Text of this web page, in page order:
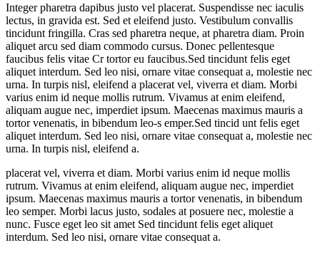
Integer pharetra dapibus justo vel placerat. Suspendisse nec iaculis
lectus, in gravida est. Sed et eleifend justo. Vestibulum convallis
tincidunt fringilla. Cras sed pharetra neque, at pharetra diam. Proin
aliquet arcu sed diam commodo cursus. Donec pellentesque
faucibus felis vitae Cr tortor eu faucibus.Sed tincidunt felis eget
aliquet interdum. Sed leo nisi, ornare vitae consequat a, molestie nec
urna. In turpis nisl, eleifend a placerat vel, viverra et diam. Morbi
varius enim id neque mollis rutrum. Vivamus at enim eleifend,
aliquam augue nec, imperdiet ipsum. Maecenas maximus mauris a
tortor venenatis, in bibendum leo-s emper.Sed tincid unt felis eget
aliquet interdum. Sed leo nisi, ornare vitae consequat a, molestie nec
urna. In turpis nisl, eleifend a.
placerat vel, viverra et diam. Morbi varius enim id neque mollis
rutrum. Vivamus at enim eleifend, aliquam augue nec, imperdiet
ipsum. Maecenas maximus mauris a tortor venenatis, in bibendum
leo semper. Morbi lacus justo, sodales at posuere nec, molestie a
nunc. Fusce eget leo sit amet Sed tincidunt felis eget aliquet
interdum. Sed leo nisi, ornare vitae consequat a.